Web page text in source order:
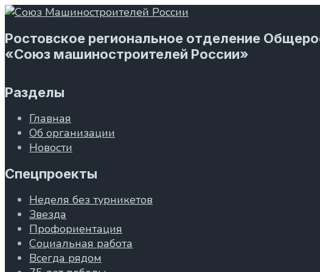
Ростовское региональное отделение
«Союз машиностроителей России»
Разделы
Главная
Об организации
Новости
Спецпроекты
Неделя без турникетов
Звезда
Профориентация
Социальная работа
Всегда рядом